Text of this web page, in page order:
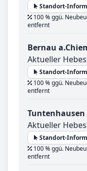
Standort-
100 % ggü.
entfernt
Bernau
Aktueller
Standort-
100 % ggü.
entfernt
Tuntenhausen
Aktueller
Standort-
100 % ggü.
entfernt